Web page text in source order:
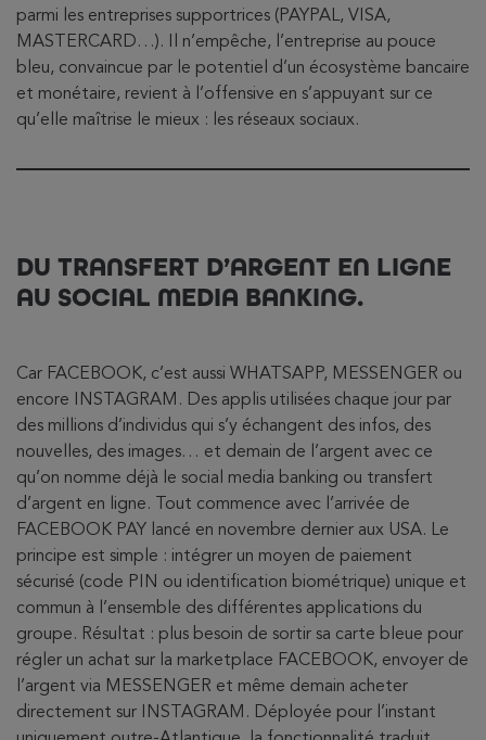
parmi les entreprises supportrices (PAYPAL, VISA,
MASTERCARD…). Il n’empêche, l’entreprise au pouce
bleu, convaincue par le potentiel d’un écosystème bancaire
et monétaire, revient à l’offensive en s’appuyant sur ce
qu’elle maîtrise le mieux : les réseaux sociaux.
DU TRANSFERT D’ARGENT EN LIGNE
AU SOCIAL MEDIA BANKING.
Car FACEBOOK, c’est aussi WHATSAPP, MESSENGER ou
encore INSTAGRAM. Des applis utilisées chaque jour par
des millions d’individus qui s’y échangent des infos, des
nouvelles, des images… et demain de l’argent avec ce
qu’on nomme déjà le social media banking ou transfert
d’argent en ligne. Tout commence avec l’arrivée de
FACEBOOK PAY lancé en novembre dernier aux USA. Le
principe est simple : intégrer un moyen de paiement
sécurisé (code PIN ou identification biométrique) unique et
commun à l’ensemble des différentes applications du
groupe. Résultat : plus besoin de sortir sa carte bleue pour
régler un achat sur la marketplace FACEBOOK, envoyer de
l’argent via MESSENGER et même demain acheter
directement sur INSTAGRAM. Déployée pour l’instant